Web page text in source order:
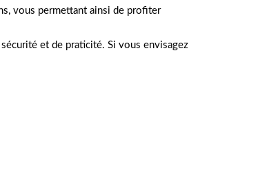
vous permettant ainsi de profiter
et de praticité. Si vous envisagez